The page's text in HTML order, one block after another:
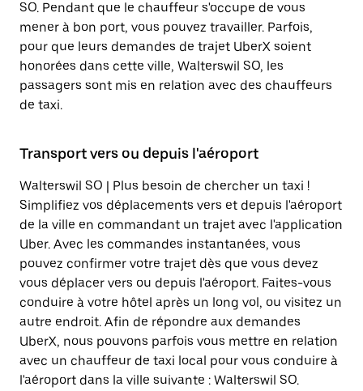
SO. Pendant que le chauffeur s'occupe de vous
mener à bon port, vous pouvez travailler. Parfois,
pour que leurs demandes de trajet UberX soient
honorées dans cette ville, Walterswil SO, les
passagers sont mis en relation avec des chauffeurs
de taxi.
Transport vers ou depuis l'aéroport
Walterswil SO | Plus besoin de chercher un taxi !
Simplifiez vos déplacements vers et depuis l'aéroport
de la ville en commandant un trajet avec l'application
Uber. Avec les commandes instantanées, vous
pouvez confirmer votre trajet dès que vous devez
vous déplacer vers ou depuis l'aéroport. Faites-vous
conduire à votre hôtel après un long vol, ou visitez un
autre endroit. Afin de répondre aux demandes
UberX, nous pouvons parfois vous mettre en relation
avec un chauffeur de taxi local pour vous conduire à
l'aéroport dans la ville suivante : Walterswil SO.